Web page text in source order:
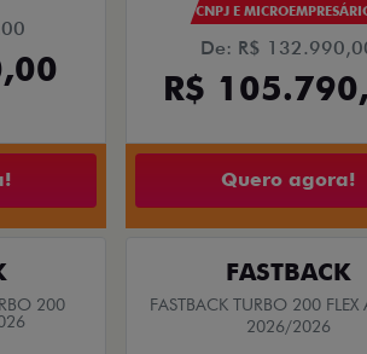
CNPJ E
De: R$
R$
Quero agora!
200
FASTBACK
FASTBACK TURBO 200
2026/2026